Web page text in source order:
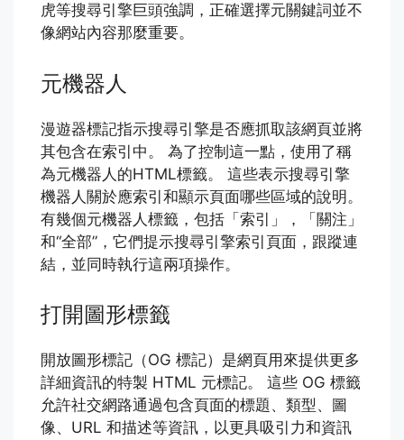
虎等搜尋引擎巨頭強調，正確選擇元關鍵詞並不
像網站內容那麼重要。
元機器人
漫遊器標記指示搜尋引擎是否應抓取該網頁並將
其包含在索引中。 為了控制這一點，使用了稱
為元機器人的HTML標籤。 這些表示搜尋引擎
機器人關於應索引和顯示頁面哪些區域的說明。
有幾個元機器人標籤，包括「索引」，「關注」
和“全部”，它們提示搜尋引擎索引頁面，跟蹤連
結，並同時執行這兩項操作。
打開圖形標籤
開放圖形標記（OG 標記）是網頁用來提供更多
詳細資訊的特製 HTML 元標記。 這些 OG 標籤
允許社交網路通過包含頁面的標題、類型、圖
像、URL 和描述等資訊，以更具吸引力和資訊